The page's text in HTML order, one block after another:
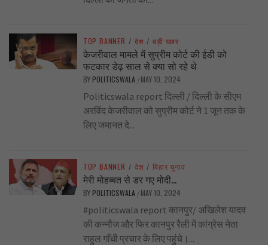
TOP BANNER / देश / बड़ी खबर
केजरीवाल मामले में सुप्रीम कोर्ट की ईडी को
फटकार डेढ़ साल से क्या सो रहे थे
BY POLITICSWALA / MAY 10, 2024
Politicswala report दिल्ली / दिल्ली के सीएम
अरविंद केजरीवाल को सुप्रीम कोर्ट ने 1 जून तक के
लिए जमानत दे...
TOP BANNER / देश / बिहार चुनाव
मेरी मोहब्बत से डर गए मोदी…
BY POLITICSWALA / MAY 10, 2024
#politicswala report कानपुर/ अखिलेश यादव
की कन्नौज और फिर कानपुर रैली में कांग्रेस नेता
राहुल गाँधी प्रचार के लिए पहुंचे।...